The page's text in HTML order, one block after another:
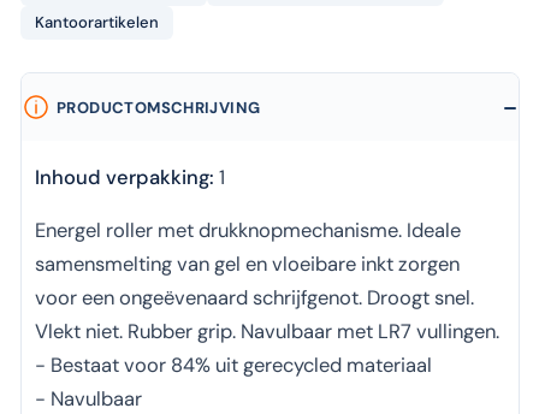
Kantoorartikelen
PRODUCTOMSCHRIJVING
Inhoud verpakking: 1
Energel roller met drukknopmechanisme. Ideale
samensmelting van gel en vloeibare inkt zorgen
voor een ongeëvenaard schrijfgenot. Droogt snel.
Vlekt niet. Rubber grip. Navulbaar met LR7 vullingen.
- Bestaat voor 84% uit gerecycled materiaal
- Navulbaar